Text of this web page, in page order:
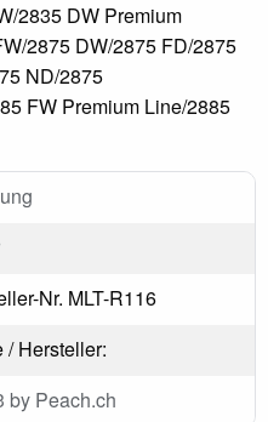
2835 DW Premium
2875 DW/2875 FD/2875
ND/2875
FW Premium Line/2885
Nr. MLT-R116
/ Hersteller:
by Peach.ch